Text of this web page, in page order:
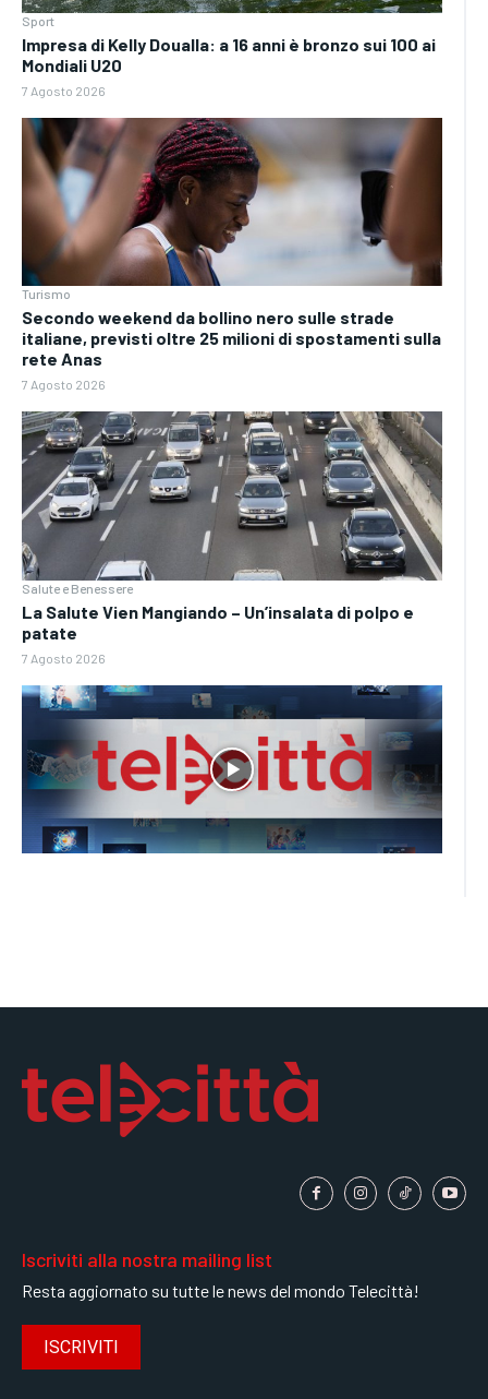
Sport
Impresa di Kelly Doualla: a 16 anni è bronzo sui 100 ai
Mondiali U20
7 Agosto 2026
Turismo
Secondo weekend da bollino nero sulle strade
italiane, previsti oltre 25 milioni di spostamenti sulla
rete Anas
7 Agosto 2026
Salute e Benessere
La Salute Vien Mangiando – Un’insalata di polpo e
patate
7 Agosto 2026
Iscriviti alla nostra mailing list
Resta aggiornato su tutte le news del mondo Telecittà!
ISCRIVITI